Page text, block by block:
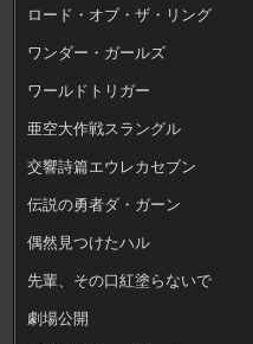
ロード・オブ・ザ・リング
ワンダー・ガールズ
ワールドトリガー
亜空大作戦スラングル
交響詩篇エウレカセブン
伝説の勇者ダ・ガーン
偶然見つけたハル
先輩、その口紅塗らないで
劇場公開